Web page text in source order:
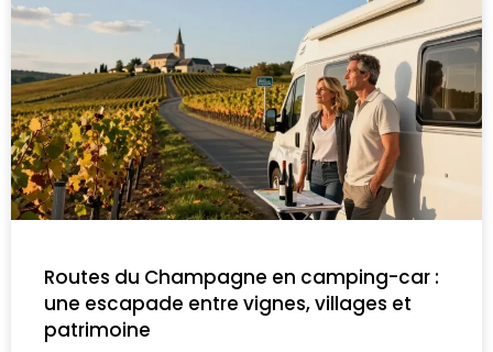
Routes du Champagne en camping-car :
une escapade entre vignes, villages et
patrimoine